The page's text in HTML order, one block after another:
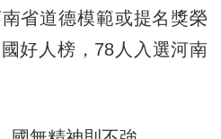
省道德模範或提名獎榮
好人榜，78人入選河南